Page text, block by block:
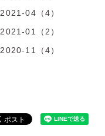
2021-04（4）
2021-01（2）
2020-11（4）